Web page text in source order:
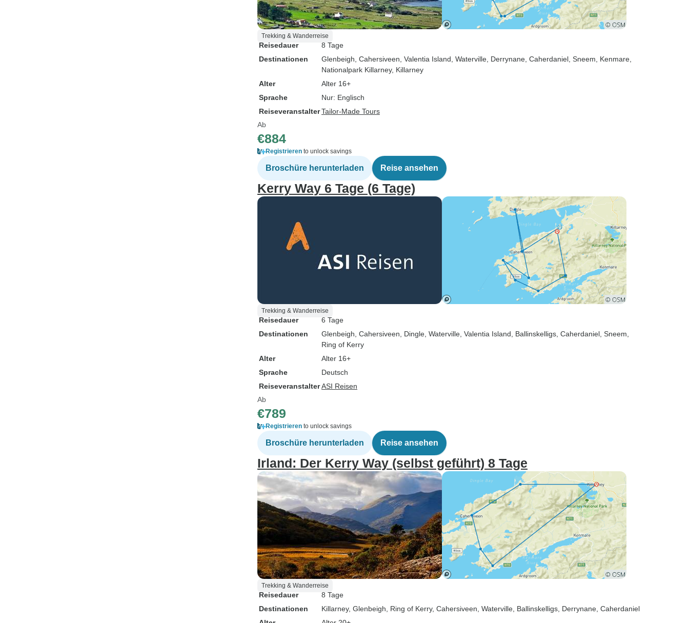
Trekking & Wanderreise
Reisedauer
8 Tage
Destinationen
Glenbeigh , Cahersiveen , Valentia Island , Waterville , Derrynane , Caherdaniel , Sneem , Kenmare
Nationalpark Killarney, Killarney
Alter
Alter 16+
Sprache
Nur: Englisch
ReiseveranstalterTailor-Made Tours
Ab
€884
Registrieren to unlock savings
Broschüre herunterladen Reise ansehen
Kerry Way 6 Tage (6 Tage)
Trekking & Wanderreise
Reisedauer
6 Tage
Destinationen
Glenbeigh , Cahersiveen , Dingle , Waterville , Valentia Island , Ballinskelligs , Caherdaniel , Sneem
Ring of Kerry
Alter
Alter 16+
Sprache
Deutsch
ReiseveranstalterASI Reisen
Ab
€789
Registrieren to unlock savings
Broschüre herunterladen Reise ansehen
Irland: Der Kerry Way (selbst geführt) 8 Tage
Trekking & Wanderreise
Reisedauer
8 Tage
Destinationen
Killarney, Glenbeigh , Ring of Kerry, Cahersiveen , Waterville , Ballinskelligs , Derrynane , Caherdaniel